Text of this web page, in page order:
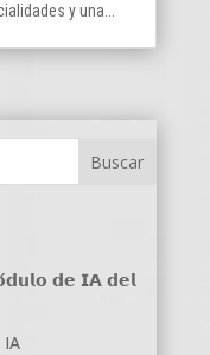
y una...
𝗱𝗲 𝗜𝗔 𝗱𝗲𝗹